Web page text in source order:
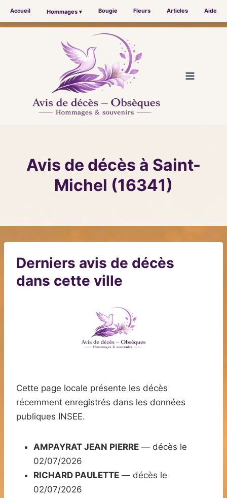
Accueil Hommages ▾ Bougie Fleurs Articles Aide
Avis de décès à Saint-
Michel (16341)
Derniers avis de décès
dans cette ville
Cette page locale présente les décès
récemment enregistrés dans les données
publiques INSEE.
AMPAYRAT JEAN PIERRE — décès le
02/07/2026
RICHARD PAULETTE — décès le
02/07/2026